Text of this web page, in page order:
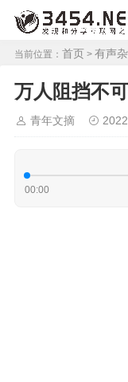
当前位置： 首页 > 有声
万人阻挡不
青年文摘
00:00